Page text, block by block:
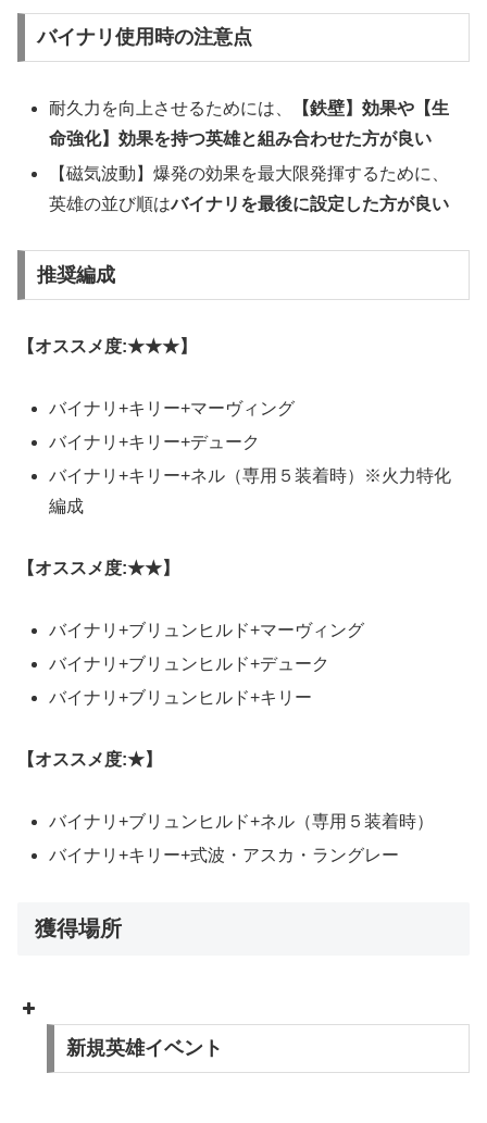
バイナリ使用時の注意点
耐久力を向上させるためには、
【鉄壁】効果や【生
命強化】効果を持つ英雄と組み合わせた方が良い
【磁気波動】爆発の効果を最大限発揮するために、
英雄の並び順はバイナリを最後に設定した方が良い
推奨編成
【オススメ度:★★★】
バイナリ+キリー+マーヴィング
バイナリ+キリー+デューク
バイナリ+キリー+ネル（専用５装着時）※火力特化
編成
【オススメ度:★★】
バイナリ+ブリュンヒルド+マーヴィング
バイナリ+ブリュンヒルド+デューク
バイナリ+ブリュンヒルド+キリー
【オススメ度:★】
バイナリ+ブリュンヒルド+ネル（専用５装着時）
バイナリ+キリー+式波・アスカ・ラングレー
獲得場所
新規英雄イベント